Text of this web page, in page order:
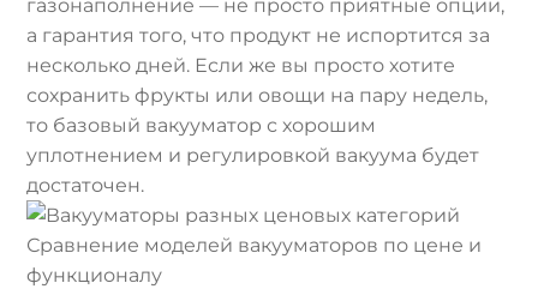
газонаполнение — не просто приятные опции,
а гарантия того, что продукт не испортится за
несколько дней. Если же вы просто хотите
сохранить фрукты или овощи на пару недель,
то базовый вакууматор с хорошим
уплотнением и регулировкой вакуума будет
достаточен.
Сравнение моделей вакууматоров по цене и
функционалу